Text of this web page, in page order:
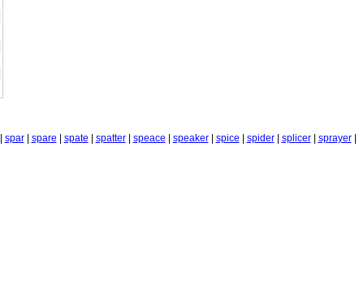
spar| spare spate spatter| speace speaker| spice spider| splicer| sprayer|